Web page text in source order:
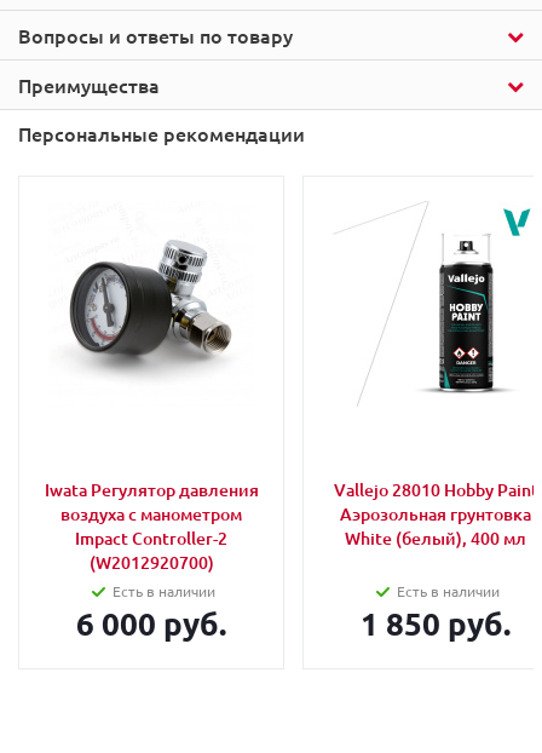
Вопросы и ответы по товару
Преимущества
Персональные рекомендации
Iwata Регулятор давления
воздуха с манометром
Impact Controller-2
(W2012920700)
Есть в наличии
6 000 руб.
Vallejo 28010 Hobby Paint
Аэрозольная грунтовка
White (белый), 400 мл
Есть в наличии
1 850 руб.